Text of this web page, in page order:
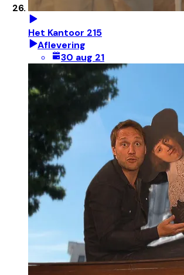
Het Kantoor 215
Aflevering
30 aug 21